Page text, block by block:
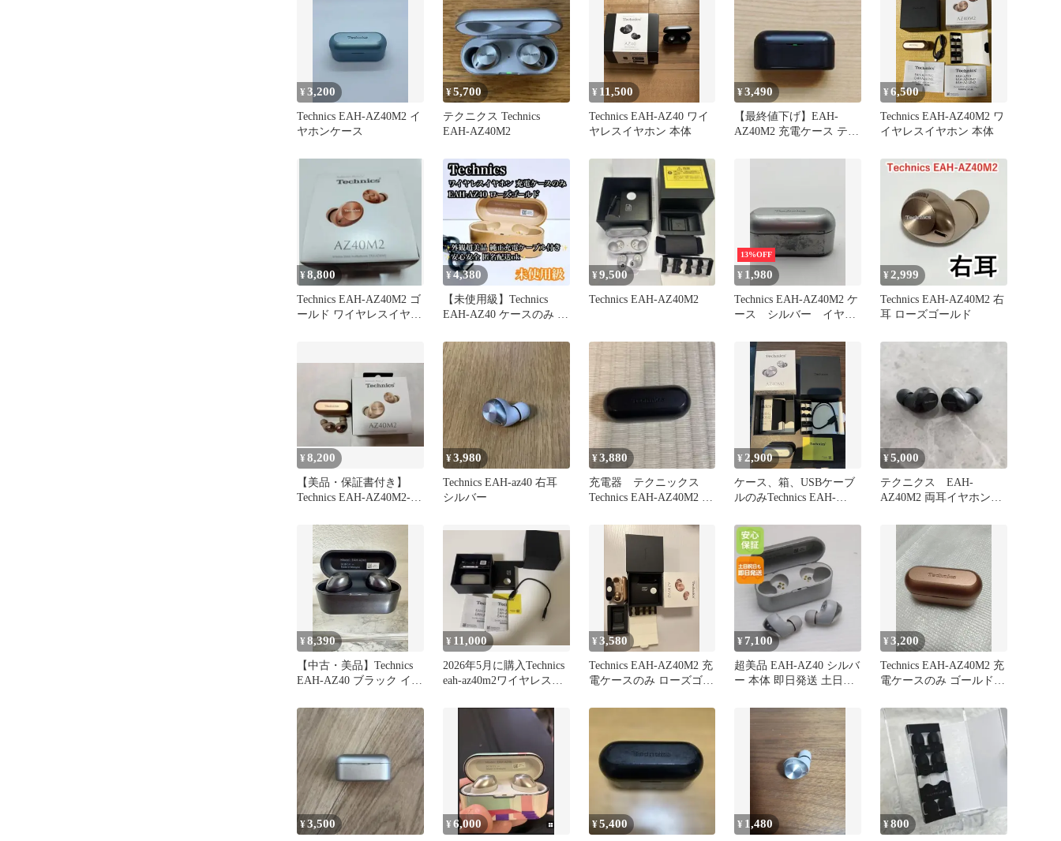
¥3,200
Technics EAH-AZ40M2 イ
ヤホンケース
¥5,700
テクニクス Technics
EAH-AZ40M2
¥ 11,500
Technics EAH-AZ40 ワイ
ヤレスイヤホン 本体
¥3,490
【最終値下げ】EAH-
AZ40M2 充電ケース テク
¥6,500
Technics EAH-AZ40M2 ワ
イヤレスイヤホン 本体
¥8,800
Technics EAH-AZ40M2 ゴ
ールド ワイヤレスイヤホ
¥4,380
【未使用級】Technics
EAH-AZ40 ケースのみ ロ
¥9,500
Technics EAH-AZ40M2
13%OFF
¥ 1,980
Technics EAH-AZ40M2 ケ
ース シルバー イヤホ
¥2,999
Technics EAH-AZ40M2 右
耳 ローズゴールド
¥8,200
【美品・保証書付き】
Technics EAH-AZ40M2-N
¥3,980
Technics EAH-az40 右耳
シルバー
¥3,880
充電器 テクニックス
Technics EAH-AZ40M2 ケ
¥ 2,900
ケース、箱、USBケーブ
ルのみTechnics EAH-
¥5,000
テクニクス EAH-
AZ40M2 両耳イヤホンの
¥8,390
【中古・美品】Technics
EAH-AZ40 ブラック イヤ
¥ 11,000
2026年5月に購入Technics
eah-az40m2ワイヤレスイ
¥3,580
Technics EAH-AZ40M2 充
電ケースのみ ローズゴー
¥ 7,100
超美品 EAH-AZ40 シルバ
ー 本体 即日発送 土日祝
¥3,200
Technics EAH-AZ40M2 充
電ケースのみ ゴールド
¥3,500 ¥6,000 ¥5,400 ¥ 1,480 ¥800